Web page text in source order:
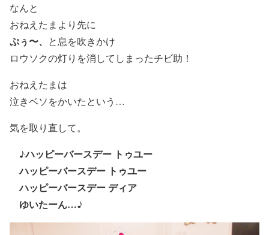
なんと
おねえたまより先に
ぷぅ〜、
と息を吹きかけ
ロウソクの灯りを消してしまったチビ助！
おねえたまは
泣きベソをかいたという…
気を取り直して。
♪ハッピーバースデー トゥユー
ハッピーバースデー トゥユー
ハッピーバースデー ディア
ゆいたーん…♪